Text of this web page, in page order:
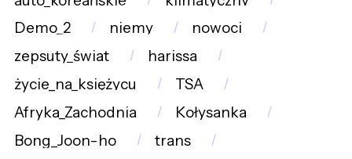
Demo_2
niemy
nowoci
zepsuty_świat
harissa
życie_na_księżycu
TSA
Afryka_Zachodnia
Kołysanka
Bong_Joon-ho
trans